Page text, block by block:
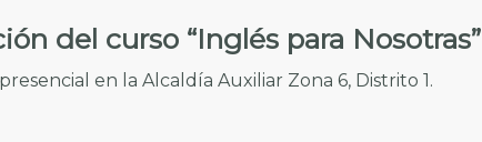
del curso “Inglés para Nosotras”
en la Alcaldía Auxiliar Zona 6, Distrito 1.